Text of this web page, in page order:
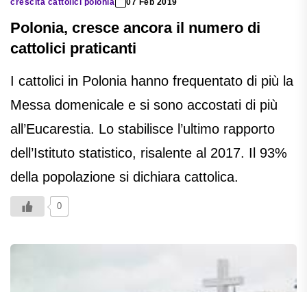
Polonia, cresce ancora il numero di
cattolici praticanti
I cattolici in Polonia hanno frequentato di più la
Messa domenicale e si sono accostati di più
all’Eucarestia. Lo stabilisce l’ultimo rapporto
dell’Istituto statistico, risalente al 2017. Il 93%
della popolazione si dichiara cattolica.
0